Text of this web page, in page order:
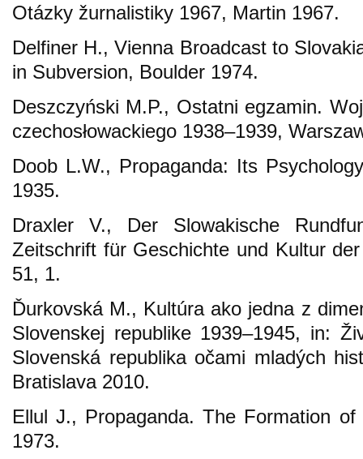
Otázky žurnalistiky 1967, Martin 1967.
Delfiner H., Vienna Broadcast to
in Subversion, Boulder 1974.
Deszczyński M.P., Ostatni egzamin.
czechosłowackiego 1938–1939,
Doob L.W., Propaganda: Its
1935.
Draxler V., Der Slowakische
Zeitschrift für Geschichte und Kultur
51, 1.
Ďurkovská M., Kultúra ako jedna z
Slovenskej republike 1939–1945, in:
Slovenská republika očami mladých
Bratislava 2010.
Ellul J., Propaganda. The Formation of
1973.